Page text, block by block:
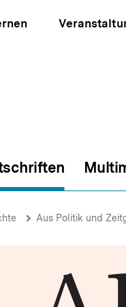
Aus Politik und